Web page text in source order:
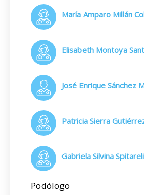
María Amparo Millán
Elisabeth Montoya
José Enrique Sánchez
Patricia Sierra
Gabriela Silvina Spitareli
Podólogo